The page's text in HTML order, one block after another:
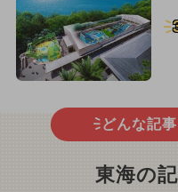
どんな記
東海の